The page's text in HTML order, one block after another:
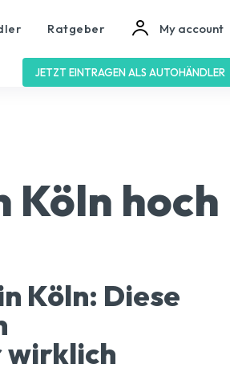
Ratgeber My account
JETZT EINTRAGEN ALS AUTOHÄNDLER
Köln hoch
Köln: Diese
wirklich